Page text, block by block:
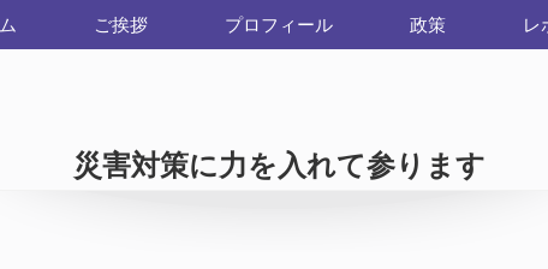
ご挨拶 プロフィール 政策 レ
災害対策に力を入れて参ります